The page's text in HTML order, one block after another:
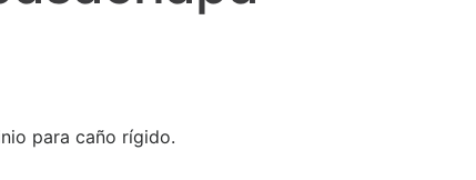
para caño rígido.